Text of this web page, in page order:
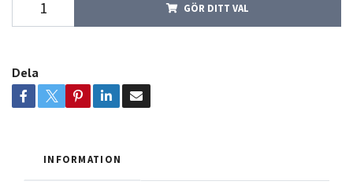
GÖR DITT VAL
Dela
INFORMATION